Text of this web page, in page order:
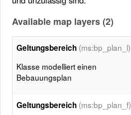
Available map layers (2)
Geltungsbereich (ms:bp_plan_l)
Klasse modelliert einen
Bebauungsplan
Geltungsbereich (ms:bp_plan_f)